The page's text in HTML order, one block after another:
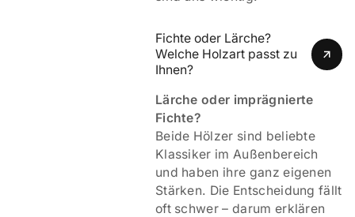
Fichte oder Lärche?
Welche Holzart passt zu
Ihnen?
Lärche oder imprägnierte
Fichte?
Beide Hölzer sind beliebte
Klassiker im Außenbereich
und haben ihre ganz eigenen
Stärken. Die Entscheidung fällt
oft schwer – darum erklären